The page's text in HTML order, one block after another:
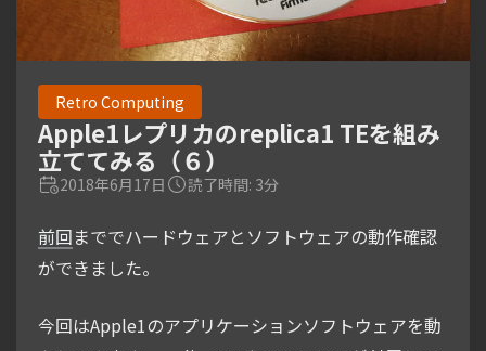
Retro Computing
Apple1レプリカのreplica1 TEを組み
立ててみる（６）
2018年6月17日 読了時間: 3分
前回まででハードウェアとソフトウェアの動作確認
ができました。
今回はApple1のアプリケーションソフトウェアを動